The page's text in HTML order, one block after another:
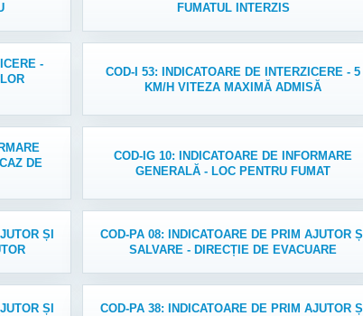
FUMATUL INTERZIS
-
COD-I 53: INDICATOARE DE INTERZICERE - 5
KM/H VITEZA MAXIMĂ ADMISĂ
DE
COD-IG 10: INDICATOARE DE INFORMARE
GENERALĂ - LOC PENTRU FUMAT
ȘI
COD-PA 08: INDICATOARE DE PRIM AJUTOR ȘI
SALVARE - DIRECȚIE DE EVACUARE
ȘI
COD-PA 38: INDICATOARE DE PRIM AJUTOR ȘI